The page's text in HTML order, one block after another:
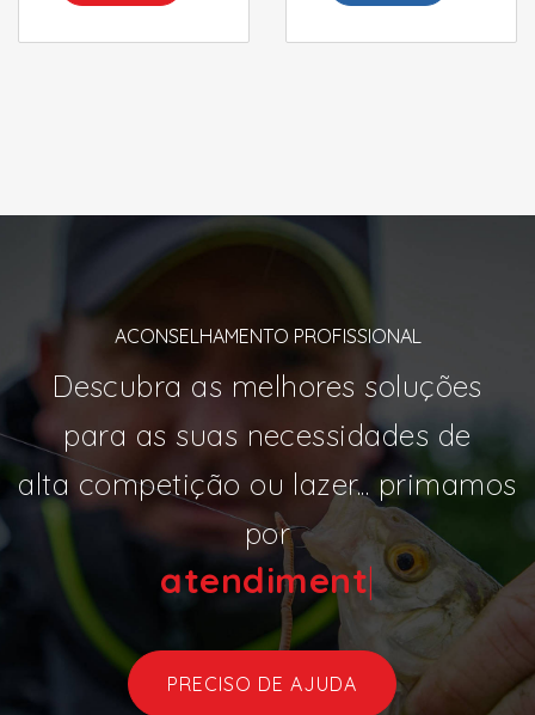
ACONSELHAMENTO PROFISSIONAL
Descubra as melhores soluções
para as suas necessidades de
alta competição ou lazer... primamos
por
atendimen|
PRECISO DE AJUDA